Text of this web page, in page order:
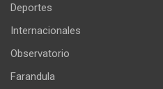
Deportes
Internacionales
Observatorio
Farandula